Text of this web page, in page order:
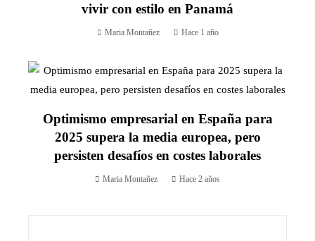
vivir con estilo en Panamá
Maria Montañez Hace 1 año
Optimismo empresarial en España para
2025 supera la media europea, pero
persisten desafíos en costes laborales
Maria Montañez Hace 2 años